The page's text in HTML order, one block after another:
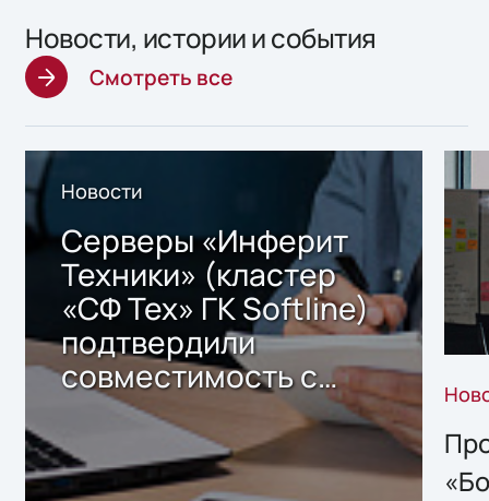
Новости, истории и события
Смотреть все
Новости
Серверы «Инферит
Техники» (кластер
«СФ Тех» ГК Softline)
подтвердили
совместимость с
решением Sharx
Storage 2.x для
хранения данных